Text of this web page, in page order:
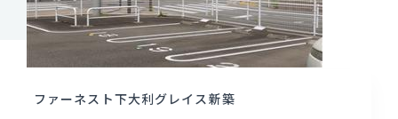
ファーネスト下大利グレイス新築